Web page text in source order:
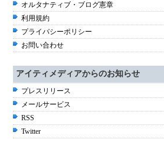
オルタナティブ・ブログ憲章
利用規約
プライバシーポリシー
お問い合わせ
アイティメディアからのお知らせ
プレスリリース
メールサービス
RSS
Twitter